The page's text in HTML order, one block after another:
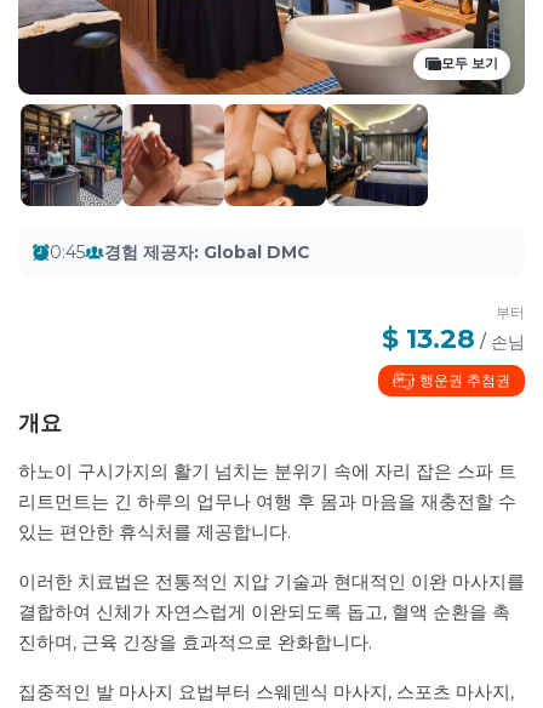
모두 보기
0:45 경험 제공자: Global DMC
개요
하노이 구시가지의 활기 넘치는 분위기 속에 자리 잡은 스파 트
리트먼트는 긴 하루의 업무나 여행 후 몸과 마음을 재충전할 수
있는 편안한 휴식처를 제공합니다.
이러한 치료법은 전통적인 지압 기술과 현대적인 이완 마사지를
결합하여 신체가 자연스럽게 이완되도록 돕고, 혈액 순환을 촉
진하며, 근육 긴장을 효과적으로 완화합니다.
집중적인 발 마사지 요법부터 스웨덴식 마사지, 스포츠 마사지,
부터
$ 13.28 / 손님
행운권 추첨권